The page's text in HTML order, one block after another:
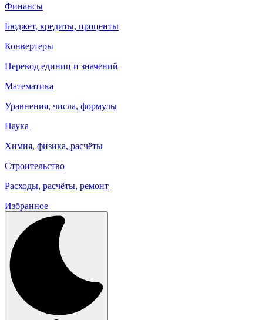
Финансы
Бюджет, кредиты, проценты
Конвертеры
Перевод единиц и значений
Математика
Уравнения, числа, формулы
Наука
Химия, физика, расчёты
Строительство
Расходы, расчёты, ремонт
Избранное